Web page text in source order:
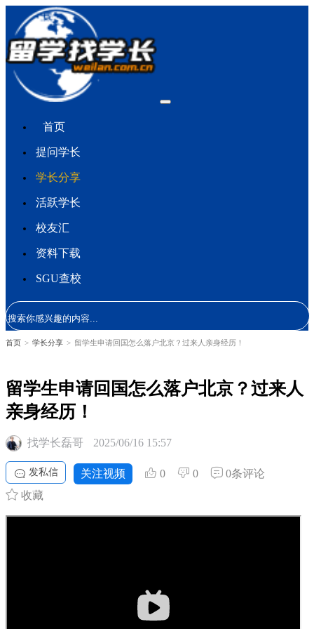
首页
提问学长
学长分享
活跃学长
校友汇
资料下载
SGU查校
首页 > 学长分享 > 留学生申请回国怎么落户北京？过来人亲身经历！
留学生申请回国怎么落户北京？过来人
亲身经历！
找学长磊哥 2025/06/16 15:57
发私信 关注视频 0 0
0条评论
收藏